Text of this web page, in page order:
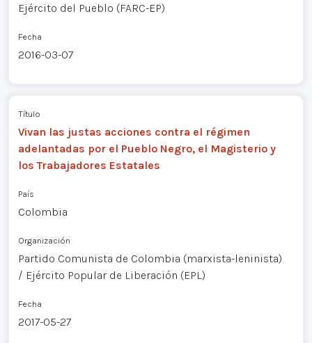
Ejército del Pueblo (FARC-EP)
Fecha
2016-03-07
Título
Vivan las justas acciones contra el régimen
adelantadas por el Pueblo Negro, el Magisterio y
los Trabajadores Estatales
País
Colombia
Organización
Partido Comunista de Colombia (marxista-leninista)
/ Ejército Popular de Liberación (EPL)
Fecha
2017-05-27